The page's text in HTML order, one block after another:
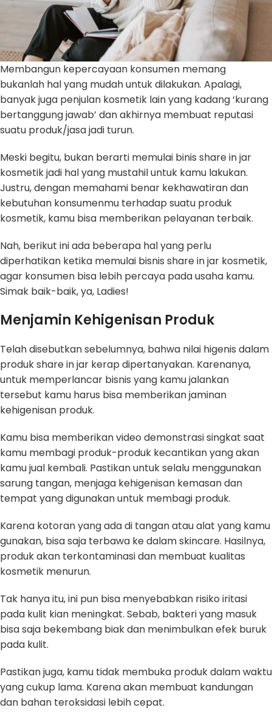
Membangun kepercayaan konsumen memang
bukanlah hal yang mudah untuk dilakukan. Apalagi,
banyak juga penjulan kosmetik lain yang kadang ‘kurang
bertanggung jawab’ dan akhirnya membuat reputasi
suatu produk/jasa jadi turun.
Meski begitu, bukan berarti memulai binis share in jar
kosmetik jadi hal yang mustahil untuk kamu lakukan.
Justru, dengan memahami benar kekhawatiran dan
kebutuhan konsumenmu terhadap suatu produk
kosmetik, kamu bisa memberikan pelayanan terbaik.
Nah, berikut ini ada beberapa hal yang perlu
diperhatikan ketika memulai bisnis share in jar kosmetik,
agar konsumen bisa lebih percaya pada usaha kamu.
Simak baik-baik, ya, Ladies!
Menjamin Kehigenisan Produk
Telah disebutkan sebelumnya, bahwa nilai higenis dalam
produk share in jar kerap dipertanyakan. Karenanya,
untuk memperlancar bisnis yang kamu jalankan
tersebut kamu harus bisa memberikan jaminan
kehigenisan produk.
Kamu bisa memberikan video demonstrasi singkat saat
kamu membagi produk-produk kecantikan yang akan
kamu jual kembali. Pastikan untuk selalu menggunakan
sarung tangan, menjaga kehigenisan kemasan dan
tempat yang digunakan untuk membagi produk.
Karena kotoran yang ada di tangan atau alat yang kamu
gunakan, bisa saja terbawa ke dalam skincare. Hasilnya,
produk akan terkontaminasi dan membuat kualitas
kosmetik menurun.
Tak hanya itu, ini pun bisa menyebabkan risiko iritasi
pada kulit kian meningkat. Sebab, bakteri yang masuk
bisa saja bekembang biak dan menimbulkan efek buruk
pada kulit.
Pastikan juga, kamu tidak membuka produk dalam waktu
yang cukup lama. Karena akan membuat kandungan
dan bahan teroksidasi lebih cepat.